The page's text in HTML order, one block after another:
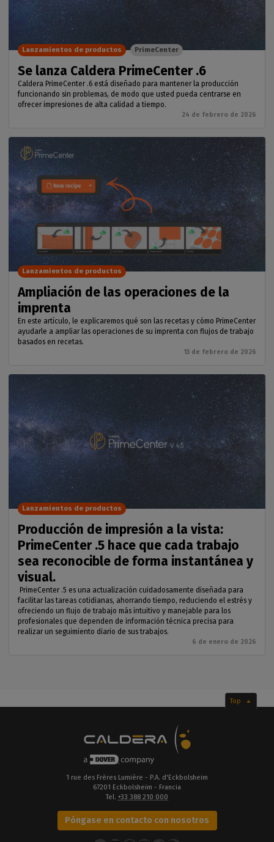
Se lanza Caldera PrimeCenter .6
Caldera PrimeCenter .6 está diseñado para mantener la producción
funcionando sin problemas, de modo que usted pueda centrarse en
ofrecer impresiones de alta calidad a tiempo.
24 de febrero de 2026
Lanzamientos de productos PrimeCenter
Ampliación de las operaciones de la
imprenta
En este artículo, le explicaremos qué son las recetas y cómo PrimeCenter
ayudarle a ampliar las operaciones de su imprenta con flujos de trabajo
basados en recetas.
13 de febrero de 2026
Lanzamientos de productos
Producción de impresión a la vista:
PrimeCenter .5 hace que cada trabajo
sea reconocible de forma instantánea y
visual.
PrimeCenter .5 es una actualización cuidadosamente diseñada para
facilitar las tareas cotidianas, ahorrando tiempo, reduciendo el estrés y
ofreciendo un flujo de trabajo más intuitivo y manejable para los
profesionales que dependen de información técnica precisa para
realizar un seguimiento diario de sus trabajos.
6 de enero de 2026
Lanzamientos de productos
Top
1 rue des Frères Lumière - P.A. d'Eckbolsheim
67201 Eckbolsheim - Francia
Tel. +33 388 210 000
Póngase en contacto con nosotros